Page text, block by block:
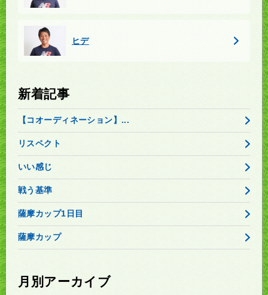
ヒデ
新着記事
【コオーディネーション】...
リスペクト
いい感じ
戦う基準
薩摩カップ1日目
薩摩カップ
月別アーカイブ